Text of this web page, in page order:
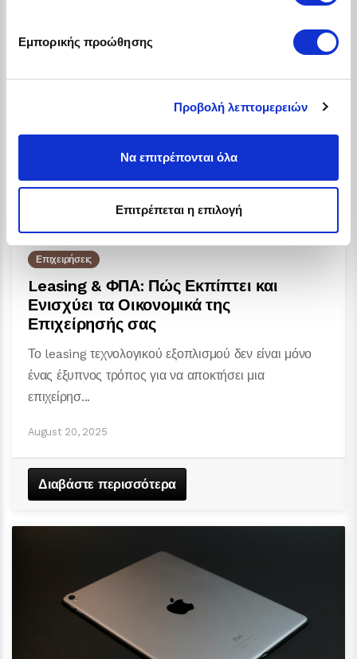
Εμπορικής προώθησης
Προβολή λεπτομερειών
Να επιτρέπονται όλα
Επιτρέπεται η επιλογή
Επιχειρήσεις
Leasing & ΦΠΑ: Πώς Εκπίπτει και
Ενισχύει τα Οικονομικά της
Επιχείρησής σας
Το leasing τεχνολογικού εξοπλισμού δεν είναι μόνο
ένας έξυπνος τρόπος για να αποκτήσει μια
επιχείρησ...
August 20, 2025
Διαβάστε περισσότερα